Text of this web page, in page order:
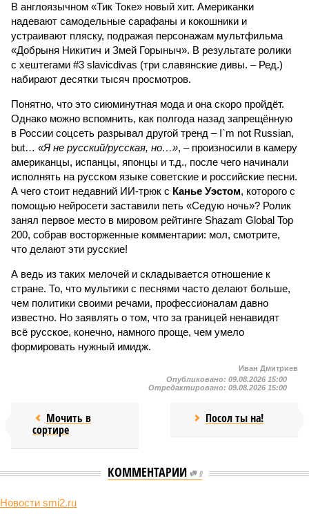
В англоязычном «Тик Токе» новый хит. Американки
надевают самодельные сарафаны и кокошники и
устраивают пляску, подражая персонажам мультфильма
«Добрыня Никитич и Змей Горыныч». В результате ролики
с хештегами #3 slavicdivas (три славянские дивы. – Ред.)
набирают десятки тысяч просмотров.
Понятно, что это сиюминутная мода и она скоро пройдёт.
Однако можно вспомнить, как полгода назад запрещённую
в России соцсеть разрывал другой тренд – I`m not Russian,
but… «Я не русский/русская, но…», – произносили в камеру
американцы, испанцы, японцы и т.д., после чего начинали
исполнять на русском языке советские и российские песни.
А чего стоит недавний ИИ-трюк с Канье Уэстом, которого с
помощью нейросети заставили петь «Седую ночь»? Ролик
занял первое место в мировом рейтинге Shazam Global Top
200, собрав восторженные комментарии: мол, смотрите,
что делают эти русские!
А ведь из таких мелочей и складывается отношение к
стране. То, что мультики с песнями часто делают больше,
чем политики своими речами, профессионалам давно
известно. Но заявлять о том, что за границей ненавидят
всё русское, конечно, намного проще, чем умело
формировать нужный имидж.
Иван Дмитриев
Опубликовано: 09.08.2026 15:00
Отредактировано: 09.08.2026 15:00
Мочить в
сортире
Посол ты на!
КОММЕНТАРИИ 0
Новости smi2.ru